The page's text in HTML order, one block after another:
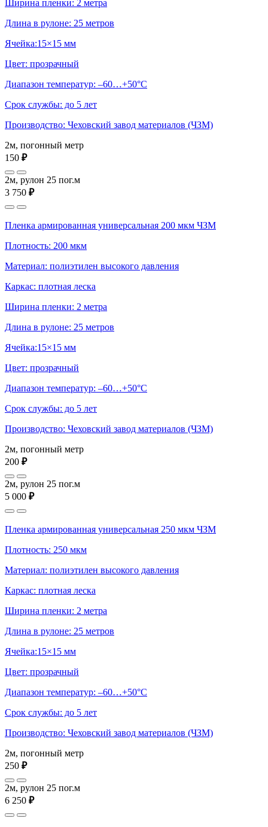
Ширина пленки: 2 метра
Длина в рулоне: 25 метров
Ячейка:15×15 мм
Цвет: прозрачный
Диапазон температур: –60…+50°С
Срок службы: до 5 лет
Производство: Чеховский завод материалов (ЧЗМ)
2м, погонный метр
150 ₽
2м, рулон 25 пог.м
3 750 ₽
Пленка армированная универсальная 200 мкм ЧЗМ
Плотность: 200 мкм
Материал: полиэтилен высокого давления
Каркас: плотная леска
Ширина пленки: 2 метра
Длина в рулоне: 25 метров
Ячейка:15×15 мм
Цвет: прозрачный
Диапазон температур: –60…+50°С
Срок службы: до 5 лет
Производство: Чеховский завод материалов (ЧЗМ)
2м, погонный метр
200 ₽
2м, рулон 25 пог.м
5 000 ₽
Пленка армированная универсальная 250 мкм ЧЗМ
Плотность: 250 мкм
Материал: полиэтилен высокого давления
Каркас: плотная леска
Ширина пленки: 2 метра
Длина в рулоне: 25 метров
Ячейка:15×15 мм
Цвет: прозрачный
Диапазон температур: –60…+50°С
Срок службы: до 5 лет
Производство: Чеховский завод материалов (ЧЗМ)
2м, погонный метр
250 ₽
2м, рулон 25 пог.м
6 250 ₽